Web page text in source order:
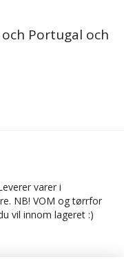
Portugal och
varer i
NB! VOM og tørrfor
vil innom lageret :)